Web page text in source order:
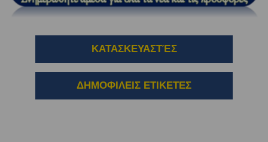
ΚΑΤΑΣΚΕΥΑΣΤΈΣ
ΔΗΜΟΦΙΛΕΙΣ ΕΤΙΚΕΤΕΣ